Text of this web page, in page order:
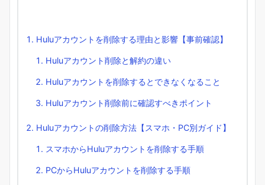
Huluアカウントを削除する理由と影響【事前確認】
Huluアカウント削除と解約の違い
Huluアカウントを削除するとできなくなること
Huluアカウント削除前に確認すべきポイント
Huluアカウントの削除方法【スマホ・PC別ガイド】
スマホからHuluアカウントを削除する手順
PCからHuluアカウントを削除する手順